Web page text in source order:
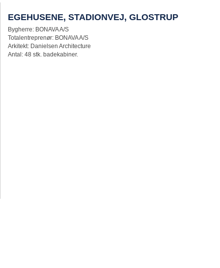
EGEHUSENE, STADIONVEJ, GLOSTRUP
Bygherre: BONAVA A/S
Totalentreprenør: BONAVA A/S
Arkitekt: Danielsen Architecture
Antal: 48 stk. badekabiner.